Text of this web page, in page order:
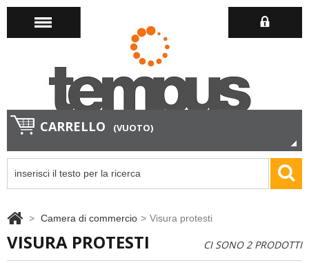
CARRELLO (VUOTO)
> Camera di commercio > Visura protesti
VISURA PROTESTI CI SONO 2 PRODOTTI